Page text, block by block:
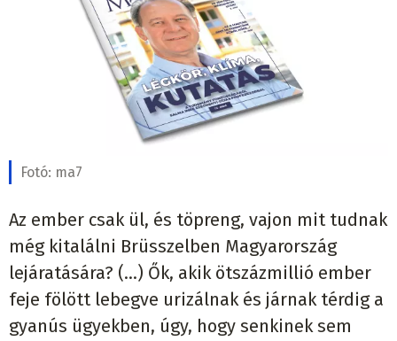
Fotó: ma7
Az ember csak ül, és töpreng, vajon mit tudnak
még kitalálni Brüsszelben Magyarország
lejáratására? (…) Ők, akik ötszázmillió ember
feje fölött lebegve urizálnak és járnak térdig a
gyanús ügyekben, úgy, hogy senkinek sem